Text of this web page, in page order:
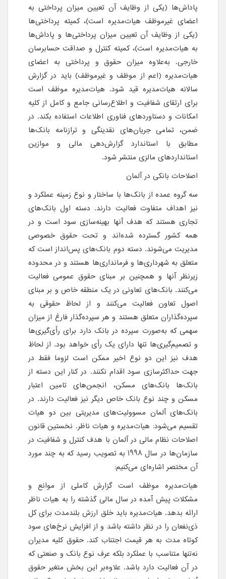
پاداش‌ها (یکی از وظایف آن تعیین میزان پرداختی به
اعضای غیرموظف هیات‌مدیره است)، کمیته پرداختی‌ها
(یکی از وظایف آن تعیین میزان پرداختی‌ها و پاداش‌ها
به هیات‌مدیره است)، کمیته کنترل و صداقت حسابرسان
خارجی. به‌علاوه میزان حقوق و پرداختی به اعضای
هیات‌مدیره (اعم از موظف و غیرموظف) باید در گزارش
سالانه هیات‌مدیره قید شود. هیات‌مدیره موظف است
برای ارتقای شفافیت و اطلاع‌رسانی جامع و کامل از کلیه
امکانات و دستاوردهای فناوری اطلاعات استفاده بکند. در
ضمن، تمامی جریان‌های نقدینگی و ترازنامه بانک‌ها
مطابق با استاندارد گزارش‌دهی مالی و موازین
استانداردهای مالزی منتشر شود.
اصلاحات بانکی در آلمان
سه گروه عمده از بانک‌ها با ساختار و نوع زمینه عملکرد و
نیز اهداف متفاوت فعالیت دارند. دسته اول بانک‌های
تجاری هستند که هدف آنها بهینه‌سازی سود است و در
همه کشور گسترده شده‌اند و تحت حقوق خصوصی
مدیریت می‌شوند. دسته دوم بانک‌های پس‌انداز است که
متعلق به شهرداری‌ها و فرمانداری‌ها هستند و در محدوده
زیرنظر آنها و همچنین بر مبنای حقوق عمومی فعالیت
می‌کنند. بانک‌های تعاونی در یک منطقه خاص و بر مبنای
اصول تعاون فعالیت می‌کنند و از لحاظ حقوقی به
سپرده‌گذاران متعلق هستند و هر سپرده‌گذار فارغ از میزان
سهمی که به‌صورت سپرده در بانک دارد برای رأی‌گیری‌ها
و تصمیم‌گیری‌ها تنها دارای یک رأی خواهد بود. از لحاظ
هدف نیز این دو نوع اخیر ممکن است لزوما فقط در
جهت حداکثرسازی سود اقدام نکنند. در کنار این دسته از
بانک‌ها بانک‌های مسکن، انجمن‌های تامین اعتبار
مسکن و چند نوع بانک خاص دیگر نیز فعالیت دارند. در
بانک‌های آلمان مسوولیت‌های مدیریتی بین دو هیات
تقسیم می‌شود: هیات‌مدیره و هیات ناظر. نخستین قانون
اصلاحات نظام مالی در آلمان با هدف کنترل و شفافیت در
سازمان‌ها در سال 1998 به تصویب رسید که به چند مورد
آن مختصر اشاره‌ای می‌کنیم:
هیات‌مدیره موظف است گزارش کاملی از موانع و
مشکلات پیش آمده در سال مالی گذشته را به هیات ناظر
ارائه بدهد. هیات‌مدیره باید خلق ارزش بلندمدت برای کل
ذی‌نفعان را در نظر داشته باشد و از افزایش نرخ‌های سود
کوتاه مدت به هر قیمت اجتناب کند. حقوق کلیه مدیران
نه‌تنها متناسب با عملکرد بلکه عرف نوع بانک و صنعتی که
در آن فعالیت دارد باشد. علاوه‌بر این بخش متغیر حقوق